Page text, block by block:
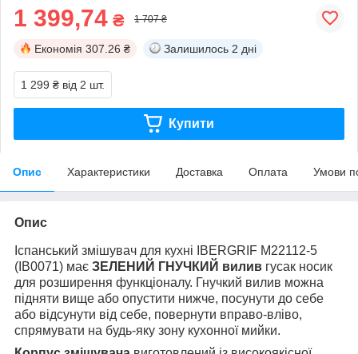
1 399,74 ₴ 1 707 ₴
Економія 307.26 ₴ Залишилось 2 дні
1 299 ₴ від 2 шт.
Купити
Опис Характеристики Доставка Оплата Умови
Опис
Іспанський змішувач для кухні IBERGRIF M22112-5
(IB0071) має ЗЕЛЕНИЙ ГНУЧКИЙ вилив гусак носик
для розширення функціоналу. Гнучкий вилив можна
підняти вище або опустити нижче, посунути до себе
або відсунути від себе, повернути вправо-вліво,
спрямувати на будь-яку зону кухонної мийки.